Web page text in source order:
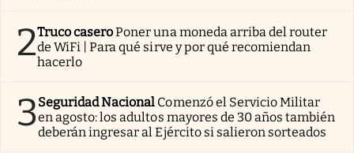
2Truco caseroPoner una moneda arriba del router
de WiFi | Para qué sirve y por qué recomiendan
hacerlo
3Seguridad Nacional Comenzó el Servicio Militar
en agosto: los adultos mayores de 30 años también
deberán ingresar al Ejército si salieron sorteados